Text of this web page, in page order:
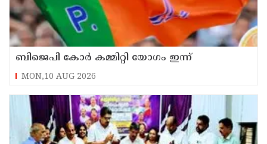
ബിജെപി കോർ കമ്മിറ്റി യോഗം ഇന്ന്
MON,10 AUG 2026